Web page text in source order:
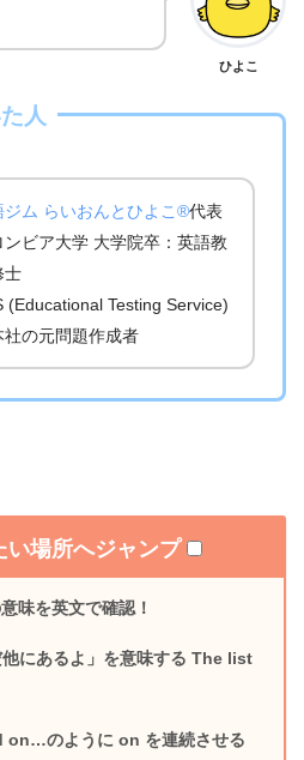
ひよこ
人
ジム らいおんとひよこ®代表
ンビア大学 大学院卒：英語教
士
(Educational Testing Service)
社の元問題作成者
い場所へジャンプ
味を英文で確認！
他にあるよ」を意味する The list
のように on を連続させる